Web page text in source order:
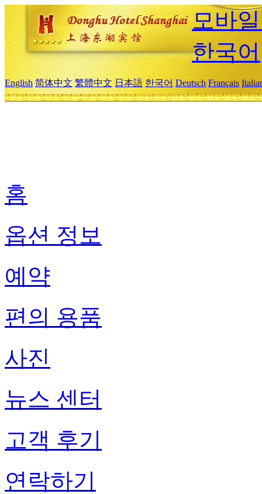
모바
한국어
English 简体中文 繁體中文 日本語 한국어 Deutsch Français
홈
옵션 정보
예약
편의 용품
사진
뉴스 센터
고객 후기
연락하기